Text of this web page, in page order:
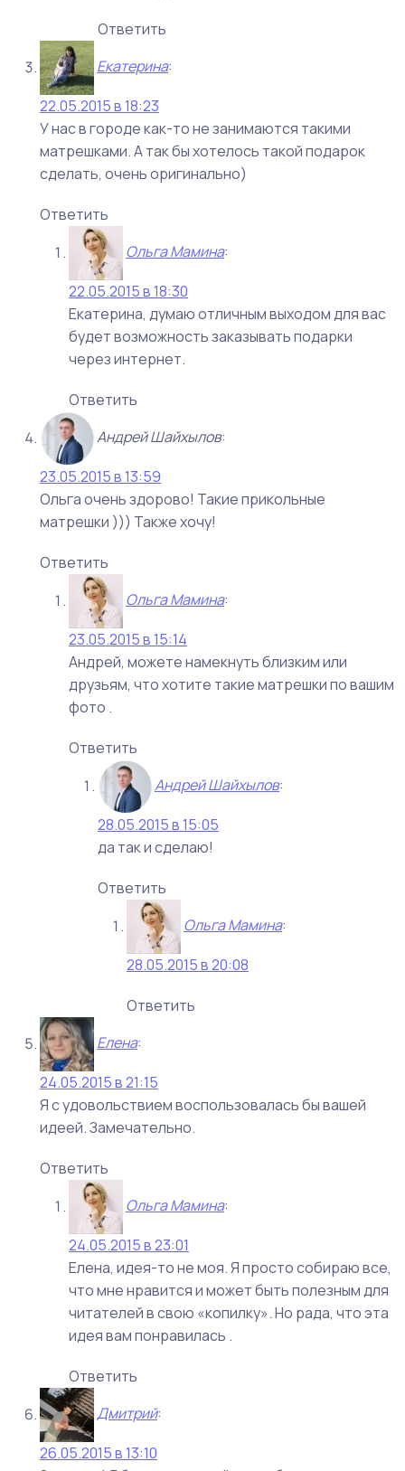
Ответить
Екатерина:
22.05.2015 в 18:23
У нас в городе как-то не занимаются такими
матрешками. А так бы хотелось такой подарок
сделать, очень оригинально)
Ответить
Ольга Мамина:
22.05.2015 в 18:30
Екатерина, думаю отличным выходом для вас
будет возможность заказывать подарки
через интернет.
Ответить
Андрей Шайхылов:
23.05.2015 в 13:59
Ольга очень здорово! Такие прикольные
матрешки ))) Также хочу!
Ответить
Ольга Мамина:
23.05.2015 в 15:14
Андрей, можете намекнуть близким или
друзьям, что хотите такие матрешки по вашим
фото .
Ответить
Андрей Шайхылов:
28.05.2015 в 15:05
да так и сделаю!
Ответить
Ольга Мамина:
28.05.2015 в 20:08
Ответить
Елена:
24.05.2015 в 21:15
Я с удовольствием воспользовалась бы вашей
идеей. Замечательно.
Ответить
Ольга Мамина:
24.05.2015 в 23:01
Елена, идея-то не моя. Я просто собираю все,
что мне нравится и может быть полезным для
читателей в свою «копилку». Но рада, что эта
идея вам понравилась .
Ответить
Дмитрий:
26.05.2015 в 13:10